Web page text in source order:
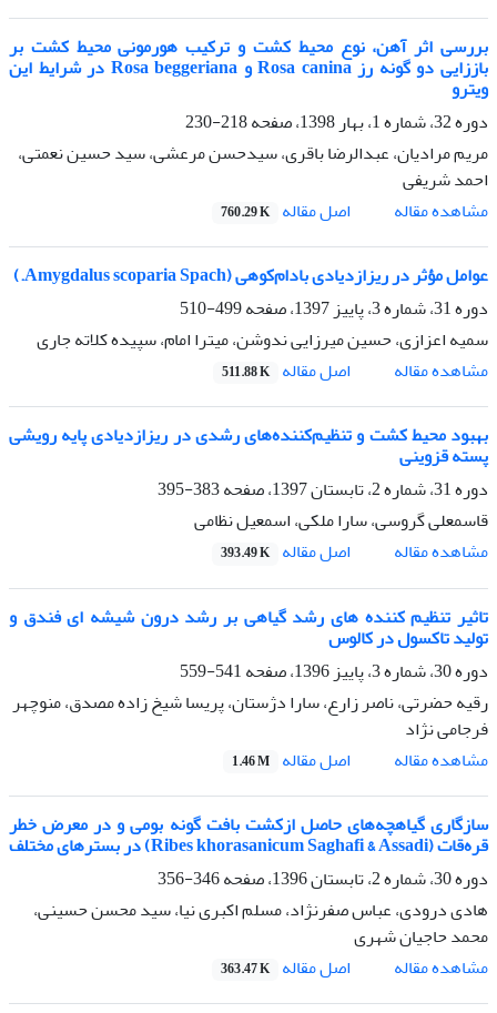
بررسی اثر آهن، نوع محیط کشت و ترکیب هورمونی محیط کشت بر
باززایی دو گونه رز Rosa canina و Rosa beggeriana در شرایط این
ویترو
دوره 32، شماره 1، بهار 1398، صفحه
218-230
مریم مرادیان، عبدالرضا باقری، سیدحسن مرعشی، سید حسین نعمتی،
احمد شریفی
مشاهده مقاله
اصل مقاله 760.29 K
عوامل مؤثر در ریزازدیادی بادام‌کوهی (Amygdalus scoparia Spach.)
دوره 31، شماره 3، پاییز 1397، صفحه
499-510
سمیه اعزازی، حسین میرزایی ندوشن، میترا امام، سپیده کلاته جاری
مشاهده مقاله
اصل مقاله 511.88 K
بهبود محیط کشت و تنظیم‌کننده‌های رشدی در ریزازدیادی پایه رویشی
پسته قزوینی
دوره 31، شماره 2، تابستان 1397، صفحه
383-395
قاسمعلی گروسی، سارا ملکی، اسمعیل نظامی
مشاهده مقاله
اصل مقاله 393.49 K
تاثیر تنظیم کننده های رشد گیاهی بر رشد درون شیشه ای فندق و
تولید تاکسول در کالوس
دوره 30، شماره 3، پاییز 1396، صفحه
541-559
رقیه حضرتی، ناصر زارع، سارا دژستان، پریسا شیخ زاده مصدق، منوچهر
فرجامی نژاد
مشاهده مقاله
اصل مقاله 1.46 M
سازگاری گیاهچه‌های حاصل ازکشت بافت گونه بومی و در معرض خطر
قره‌قات (Ribes khorasanicum Saghafi & Assadi) در بسترهای مختلف
دوره 30، شماره 2، تابستان 1396، صفحه
346-356
هادی درودی، عباس صفرنژاد، مسلم اکبری نیا، سید محسن حسینی،
محمد حاجیان شهری
مشاهده مقاله
اصل مقاله 363.47 K